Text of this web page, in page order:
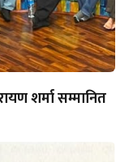
शर्मा सम्मानित